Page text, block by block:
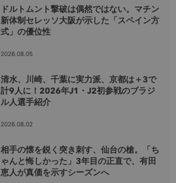
ドルトムント撃破は偶然ではない。マチン
新体制セレッソ大阪が示した「スペイン方
式」の優位性
2026.08.05
清水、川崎、千葉に実力派、京都は＋3で
計9人に！2026年J1・J2初参戦のブラジ
ル人選手紹介
2026.08.02
相手の懐を鋭く突き刺す、仙台の槍。「ち
ゃんと悔しかった」3年目の正直で、有田
恵人が真価を示すシーズンへ